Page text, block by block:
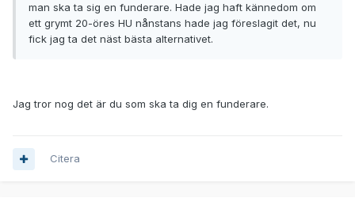
man ska ta sig en funderare. Hade jag haft kännedom om
ett grymt 20-öres HU nånstans hade jag föreslagit det, nu
fick jag ta det näst bästa alternativet.
Jag tror nog det är du som ska ta dig en funderare.
Citera